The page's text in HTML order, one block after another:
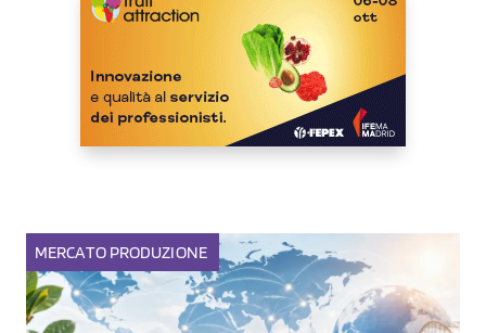
MERCATO PRODUZIONE